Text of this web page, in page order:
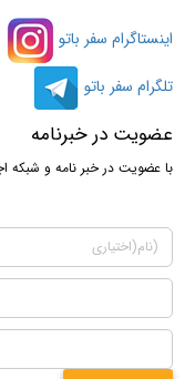
اینستاگرام سفر باتو
تلگرام سفر باتو
عضویت در خبرنامه
با عضویت در خبر نامه و شبکه